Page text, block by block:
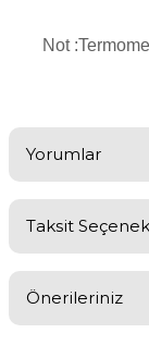
Havuz Güvenlik
Kapağı
Not
Yorumlar
Taksit
Önerileriniz